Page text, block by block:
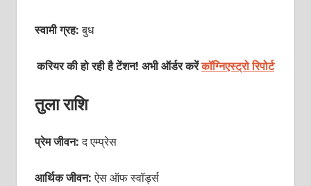
स्वामी ग्रह:बुध
करियर की हो रही है टेंशन! अभी ऑर्डर करेंकॉग्निएस्ट्रो रिपोर्ट
तुला राशि
प्रेम जीवन:द एम्प्रेस
आर्थिक जीवन:ऐस ऑफ स्वॉर्ड्स